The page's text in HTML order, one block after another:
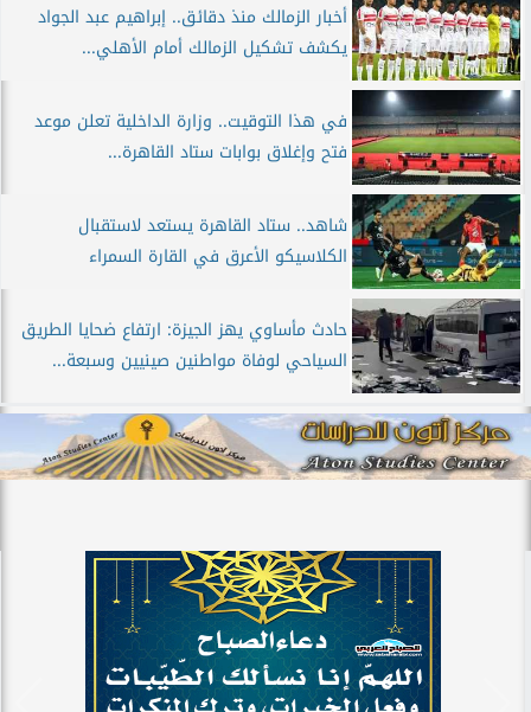
أخبار الزمالك منذ دقائق.. إبراهيم عبد الجواد
يكشف تشكيل الزمالك أمام الأهلي...
في هذا التوقيت.. وزارة الداخلية تعلن موعد
فتح وإغلاق بوابات ستاد القاهرة...
شاهد.. ستاد القاهرة يستعد لاستقبال
الكلاسيكو الأعرق في القارة السمراء
حادث مأساوي يهز الجيزة: ارتفاع ضحايا الطريق
السياحي لوفاة مواطنين صينيين وسبعة...